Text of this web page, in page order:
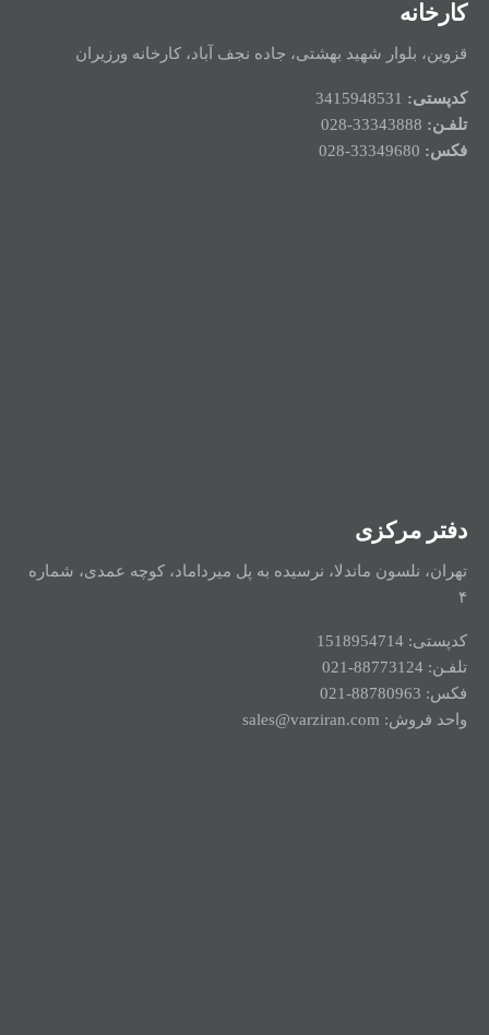
کارخانه
قزوین، بلوار شهید بهشتی، جاده نجف آباد، کارخانه ورزیران
کدپستی:
تلفـن:
فکس:
دفتر مرکزی
تهران، نلسون ماندلا، نرسیده به پل میرداماد، کوچه عمدی، شماره
۴
کدپستی: 1518954714
تلفـن: 88773124-021
فکس: 88780963-021
واحد فروش: sales@varziran.com